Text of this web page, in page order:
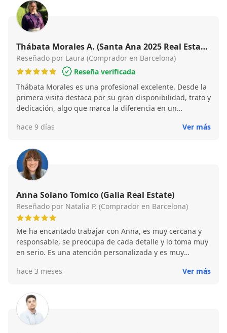
Thábata Morales A. (Santa Ana 2025 Real Estate
- Thábata Morales)
Reseñado por Laura (Comprador en Barcelona)
Reseña verificada
Thábata Morales es una profesional excelente. Desde la
primera visita destaca por su gran disponibilidad, trato y
dedicación, algo que marca la diferencia en un
Además, he apreciado mucho la pasión que Thábata
compromiso, positividad y una sonrisa sincera. ¡Gracias
por todo!
hace 9 días Ver más
Anna Solano Tomico (Galia Real Estate)
Reseñado por Natalia P. (Comprador en Barcelona)
Me ha encantado trabajar con Anna, es muy cercana y
responsable, se preocupa de cada detalle y lo toma muy
en serio. Es una atención personalizada y es muy
hace 3 meses
Ver más